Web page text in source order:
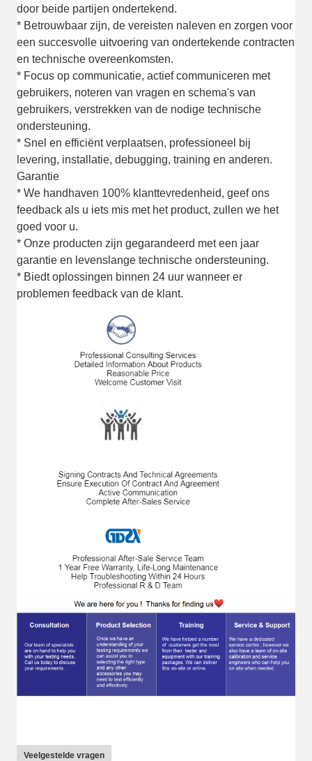
door beide partijen ondertekend.
* Betrouwbaar zijn, de vereisten naleven en zorgen voor
een succesvolle uitvoering van ondertekende contracten
en technische overeenkomsten.
* Focus op communicatie, actief communiceren met
gebruikers, noteren van vragen en schema's van
gebruikers, verstrekken van de nodige technische
ondersteuning.
* Snel en efficiënt verplaatsen, professioneel bij
levering, installatie, debugging, training en anderen.
Garantie
* We handhaven 100% klanttevredenheid, geef ons
feedback als u iets mis met het product, zullen we het
goed voor u.
* Onze producten zijn gegarandeerd met een jaar
garantie en levenslange technische ondersteuning.
* Biedt oplossingen binnen 24 uur wanneer er
problemen feedback van de klant.
Veelgestelde vragen